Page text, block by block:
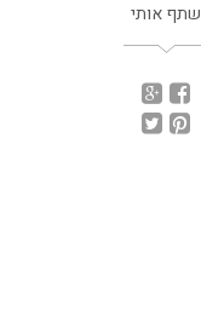
שתף אותי